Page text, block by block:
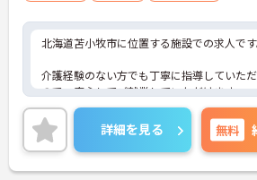
北海道苫小牧市に位置する施設での求人です
介護経験のない方でも丁寧に指導していた
ので、安心してご就業していただけます。
入社後も外部研修への参加や内部研修の企画
ますので、スキルアップしていく事が出来ま
ご興味のある方は、お気軽にお問い合わせ
詳細を見る 無料